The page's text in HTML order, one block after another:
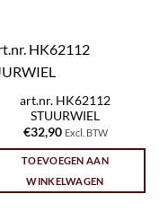
art.nr. HK62112
STUURWIEL
€32,90 Excl. BTW
TOEVOEGEN AAN
WINKELWAGEN